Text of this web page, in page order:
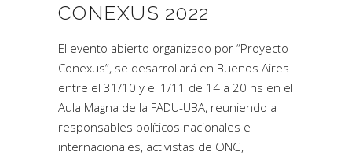
CONEXUS 2022
El evento abierto organizado por “Proyecto
Conexus”, se desarrollará en Buenos Aires
entre el 31/10 y el 1/11 de 14 a 20 hs en el
Aula Magna de la FADU-UBA, reuniendo a
responsables políticos nacionales e
internacionales, activistas de ONG,